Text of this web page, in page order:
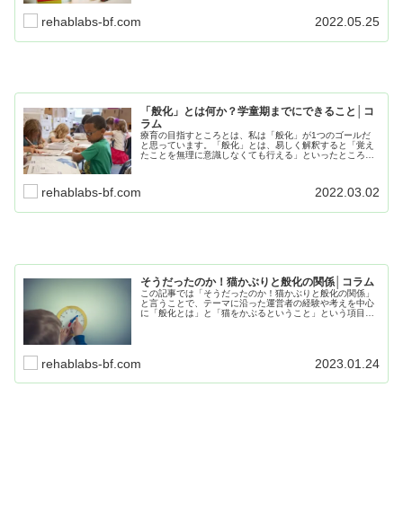
rehablabs-bf.com 2022.05.25
「般化」とは何か？学童期までにできること│コ
ラム
療育の目指すところとは、私は「般化」が1つのゴールだ
と思っています。「般化」とは、易しく解釈すると「覚え
たことを無理に意識しなくても行える」といったところで
rehablabs-bf.com 2022.03.02
そうだったのか！猫かぶりと般化の関係│コラム
この記事では「そうだったのか！猫かぶりと般化の関係」
と言うことで、テーマに沿った運営者の経験や考えを中心
に「般化とは」と「猫をかぶるということ」という項目に
rehablabs-bf.com 2023.01.24